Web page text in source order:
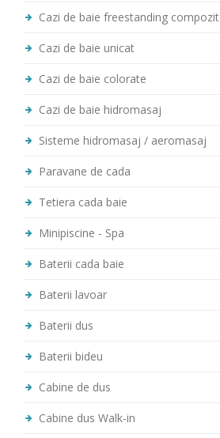
Cazi de baie freestanding compozit
Cazi de baie unicat
Cazi de baie colorate
Cazi de baie hidromasaj
Sisteme hidromasaj / aeromasaj
Paravane de cada
Tetiera cada baie
Minipiscine - Spa
Baterii cada baie
Baterii lavoar
Baterii dus
Baterii bideu
Cabine de dus
Cabine dus Walk-in